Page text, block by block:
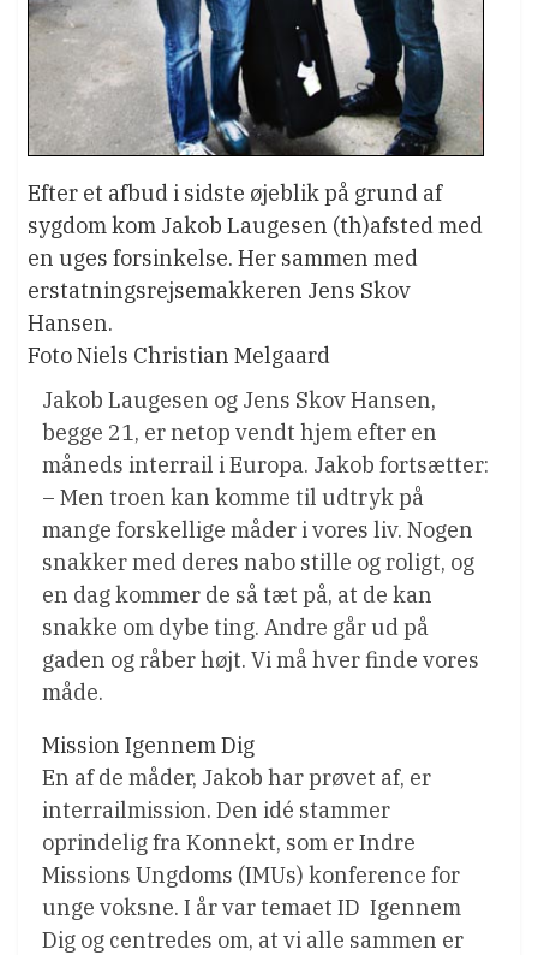
Efter et afbud i sidste øjeblik på grund af
sygdom kom Jakob Laugesen (th)afsted med
en uges forsinkelse. Her sammen med
erstatningsrejsemakkeren Jens Skov
Hansen.
Foto Niels Christian Melgaard
Jakob Laugesen og Jens Skov Hansen,
begge 21, er netop vendt hjem efter en
måneds interrail i Europa. Jakob fortsætter:
– Men troen kan komme til udtryk på
mange forskellige måder i vores liv. Nogen
snakker med deres nabo stille og roligt, og
en dag kommer de så tæt på, at de kan
snakke om dybe ting. Andre går ud på
gaden og råber højt. Vi må hver finde vores
måde.
Mission Igennem Dig
En af de måder, Jakob har prøvet af, er
interrailmission. Den idé stammer
oprindelig fra Konnekt, som er Indre
Missions Ungdoms (IMUs) konference for
unge voksne. I år var temaet ID  Igennem
Dig og centredes om, at vi alle sammen er